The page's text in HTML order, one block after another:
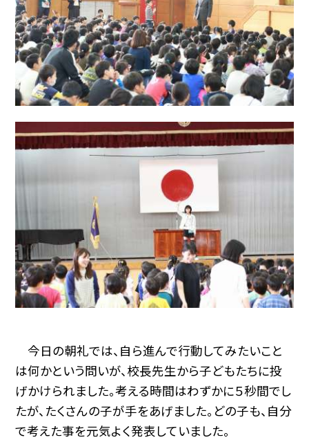
今日の朝礼では、自ら進んで行動してみたいこと
は何かという問いが、校長先生から子どもたちに投
げかけられました。考える時間はわずかに５秒間でし
たが、たくさんの子が手をあげました。どの子も、自分
で考えた事を元気よく発表していました。